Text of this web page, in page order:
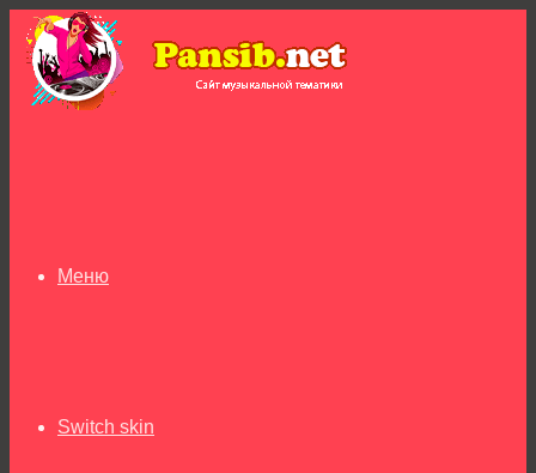
Меню
Switch skin